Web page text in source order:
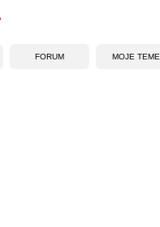
FORUM MOJE TEME